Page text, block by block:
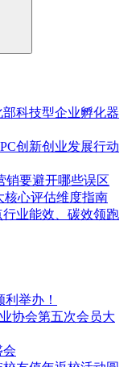
科技型企业孵化器
创新创业发展行动
销要避开哪些误区
核心评估维度指南
业能效、碳效领跑
举办！
协会第五次会员大
会